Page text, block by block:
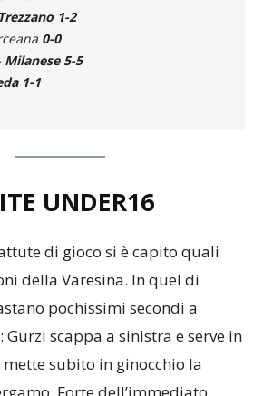
1-2
0-0
Milanese 5-5
UNDER16
di gioco si è capito quali
della Varesina. In quel di
pochissimi secondi a
Gurzi scappa a sinistra e serve in
mette subito in ginocchio la